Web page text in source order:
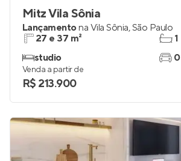
Mitz Vila Sônia
Lançamentona Vila Sônia,São Paulo
27 e 37 m²
studio
1
0
Venda a partir de
R$ 213.900